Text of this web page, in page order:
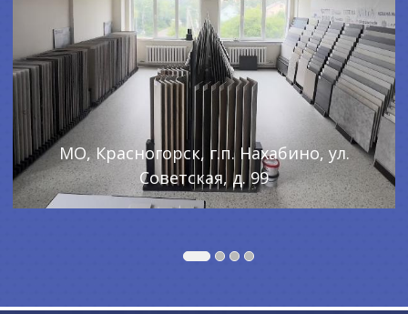
МО, Красногорск, г.п. Нахабино, ул.
Советская, д. 99